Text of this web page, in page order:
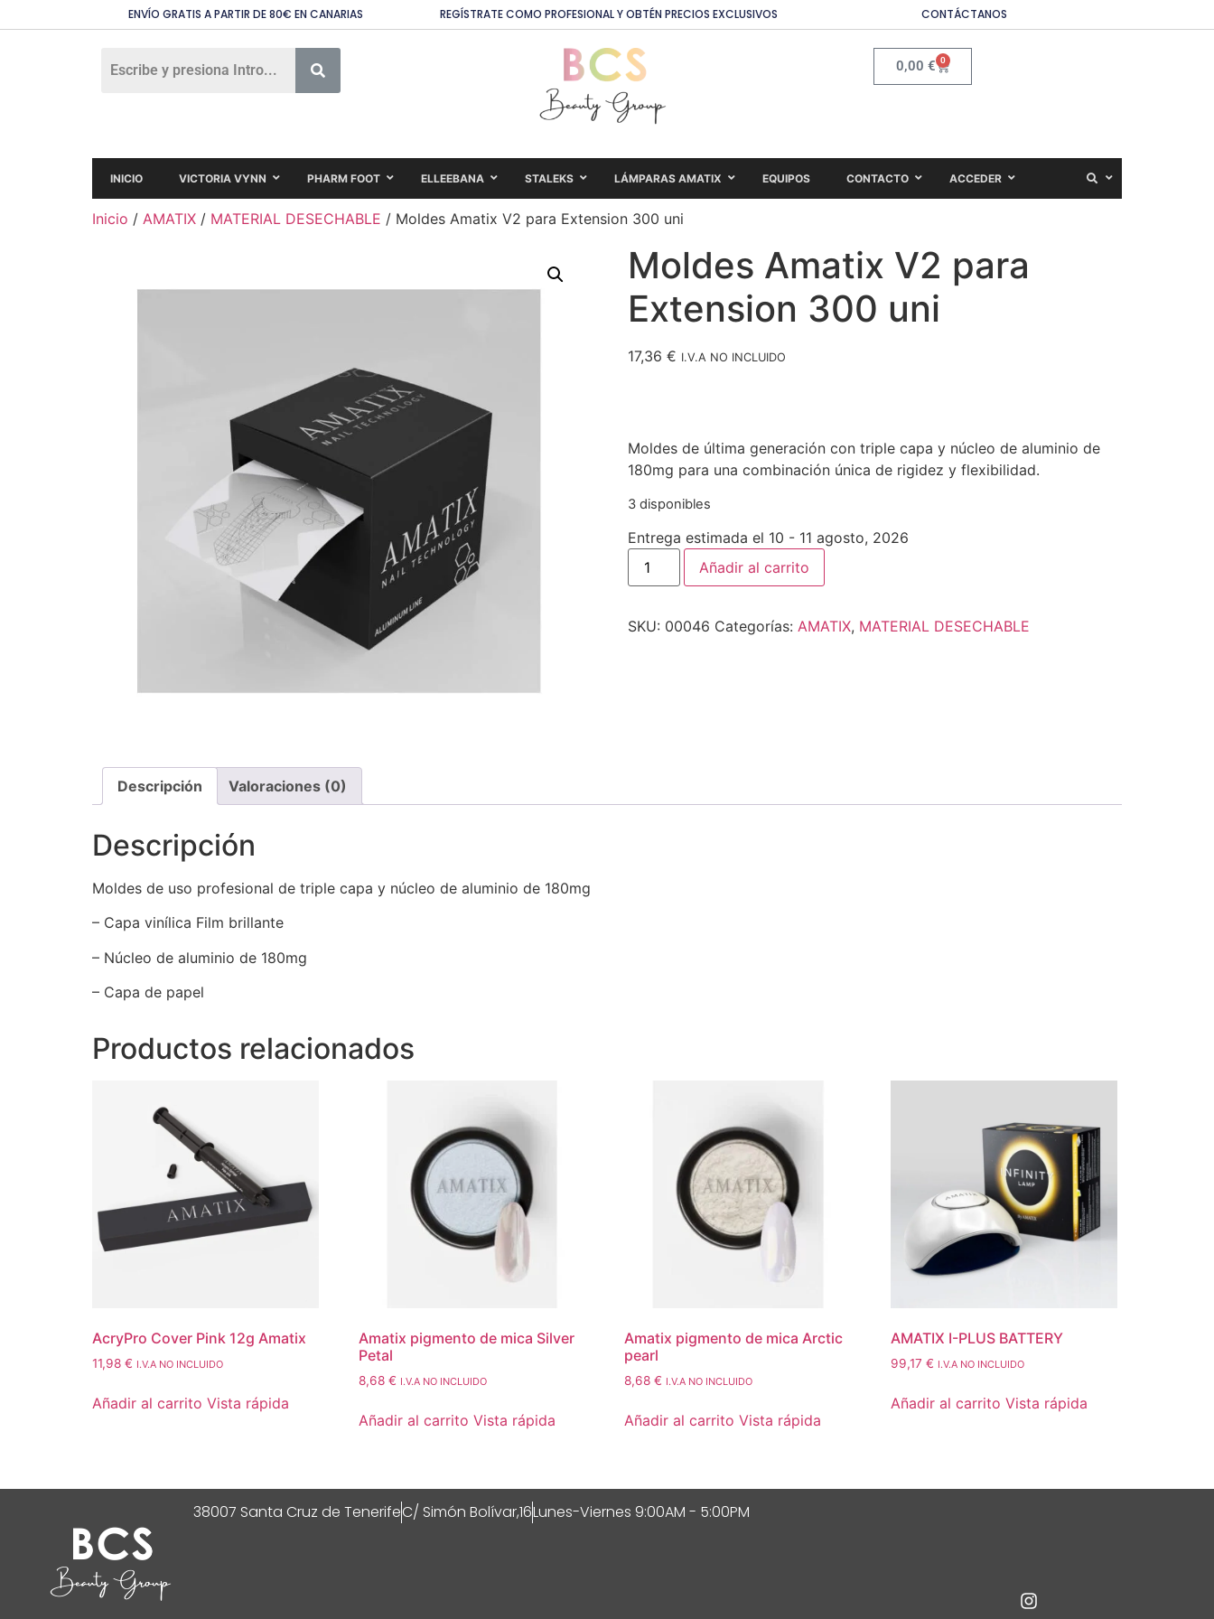
ENVÍO GRATIS A PARTIR DE 80€ EN CANARIAS REGÍSTRATE COMO PROFESIONAL Y OBTÉN PRECIOS EXCLUSIVOS CONTÁCTANOS
0,00 € 0
INICIO VICTORIA VYNN PHARM FOOT ELLEEBANA STALEKS LÁMPARAS AMATIX EQUIPOS CONTACTO ACCEDER
Inicio / AMATIX / MATERIAL DESECHABLE / Moldes Amatix V2 para Extension 300 uni
Moldes Amatix V2 para
Extension 300 uni
17,36 € I.V.A NO INCLUIDO
Moldes de última generación con triple capa y núcleo de aluminio de
180mg para una combinación única de rigidez y flexibilidad.
3 disponibles
Entrega estimada el 10 - 11 agosto, 2026
Añadir al carrito
SKU: 00046 Categorías: AMATIX, MATERIAL DESECHABLE
Descripción Valoraciones (0)
Descripción
Moldes de uso profesional de triple capa y núcleo de aluminio de 180mg
– Capa vinílica Film brillante
– Núcleo de aluminio de 180mg
– Capa de papel
Productos relacionados
AcryPro Cover Pink 12g Amatix
11,98 € I.V.A NO INCLUIDO
Añadir al carrito Vista rápida
Amatix pigmento de mica Silver
Petal
8,68 € I.V.A NO INCLUIDO
Añadir al carrito Vista rápida
Amatix pigmento de mica Arctic
pearl
8,68€ I.V.A NO INCLUIDO
Añadir al carrito Vista rápida
AMATIX I-PLUS BATTERY
99,17€ I.V.A NO INCLUIDO
Añadir al carrito Vista rápida
38007 Santa Cruz de TenerifeC/ Simón Bolívar,16Lunes-Viernes 9:00AM - 5:00PM